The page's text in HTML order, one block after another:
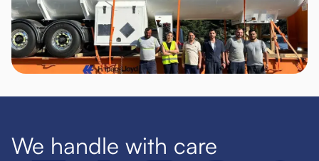
We handle with care